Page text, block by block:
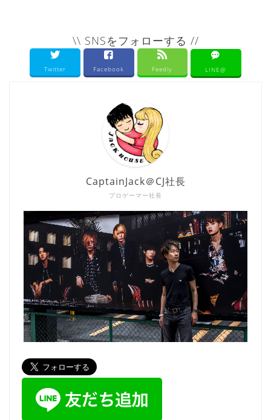
\\ SNSをフォローする //
Twitter Facebook Feedly LINE@
プロゲーマー社長
CaptainJack＠CJ社長